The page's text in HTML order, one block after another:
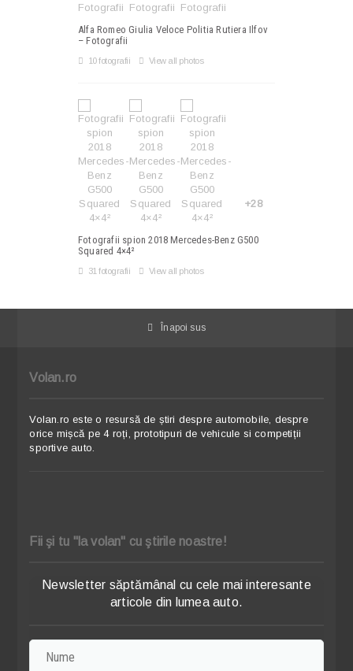
Alfa Romeo Giulia Veloce Politia Rutiera Ilfov
– Fotografii
10 fotografii View all photos
+28
Fotografii spion 2018 Mercedes-Benz G500
Squared 4×4²
31 fotografii View all photos
Înapoi sus
Volan.ro
Volan.ro este o resursă de știri despre automobile, despre
orice mișcă pe 4 roți, prototipuri de vehicule si competiții
sportive auto.
Fii şi tu "la volan" cu ştirile noastre!
Newsletter săptămânal cu cele mai interesante
articole din lumea auto.